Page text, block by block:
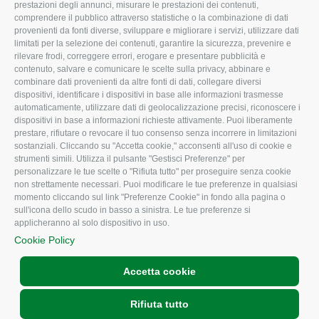
prestazioni degli annunci, misurare le prestazioni dei contenuti,
comprendere il pubblico attraverso statistiche o la combinazione di dati
provenienti da fonti diverse, sviluppare e migliorare i servizi, utilizzare dati
limitati per la selezione dei contenuti, garantire la sicurezza, prevenire e
rilevare frodi, correggere errori, erogare e presentare pubblicità e
contenuto, salvare e comunicare le scelte sulla privacy, abbinare e
combinare dati provenienti da altre fonti di dati, collegare diversi
dispositivi, identificare i dispositivi in base alle informazioni trasmesse
automaticamente, utilizzare dati di geolocalizzazione precisi, riconoscere i
dispositivi in base a informazioni richieste attivamente. Puoi liberamente
prestare, rifiutare o revocare il tuo consenso senza incorrere in limitazioni
sostanziali. Cliccando su "Accetta cookie," acconsenti all'uso di cookie e
strumenti simili. Utilizza il pulsante "Gestisci Preferenze" per
personalizzare le tue scelte o "Rifiuta tutto" per proseguire senza cookie
non strettamente necessari. Puoi modificare le tue preferenze in qualsiasi
momento cliccando sul link "Preferenze Cookie" in fondo alla pagina o
sull'icona dello scudo in basso a sinistra. Le tue preferenze si
applicheranno al solo dispositivo in uso.
Cookie Policy
Accetta cookie
Rifiuta tutto
Uffici della Sede
provinciale
Le Sedi di Zona
Agricoltori S.r.l.
Whistleblowing
Confagricoltura Rovigo e
Agricoltori srl
Associazione
CONFAGRICOLTURA
ATTIVA
Notizie in evidenza
Eventi
Comunicati Stampa
Video
Iscrizione Newsletter
Newsletter